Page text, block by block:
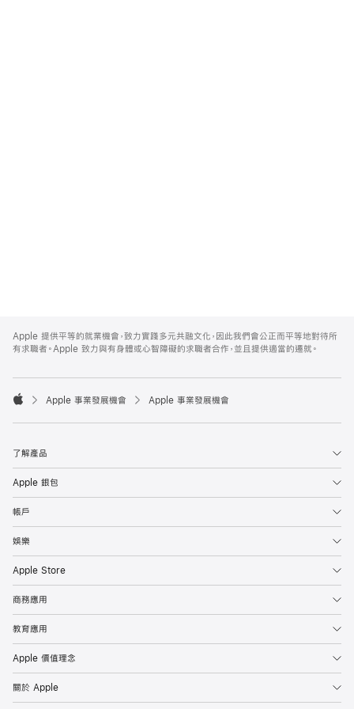
Footer
Apple 提供平等的就業機會，致力實踐多元共融文化，因此我們會公正而平等地對待所
有求職者。Apple 致力與有身體或心智障礙的求職者合作，並且提供適當的遷就。

Apple 事業發展機會 Apple 事業發展機會
了解產品
Apple 銀包
帳戶
娛樂
Apple Store
商務應用
教育應用
Apple 價值理念
關於 Apple